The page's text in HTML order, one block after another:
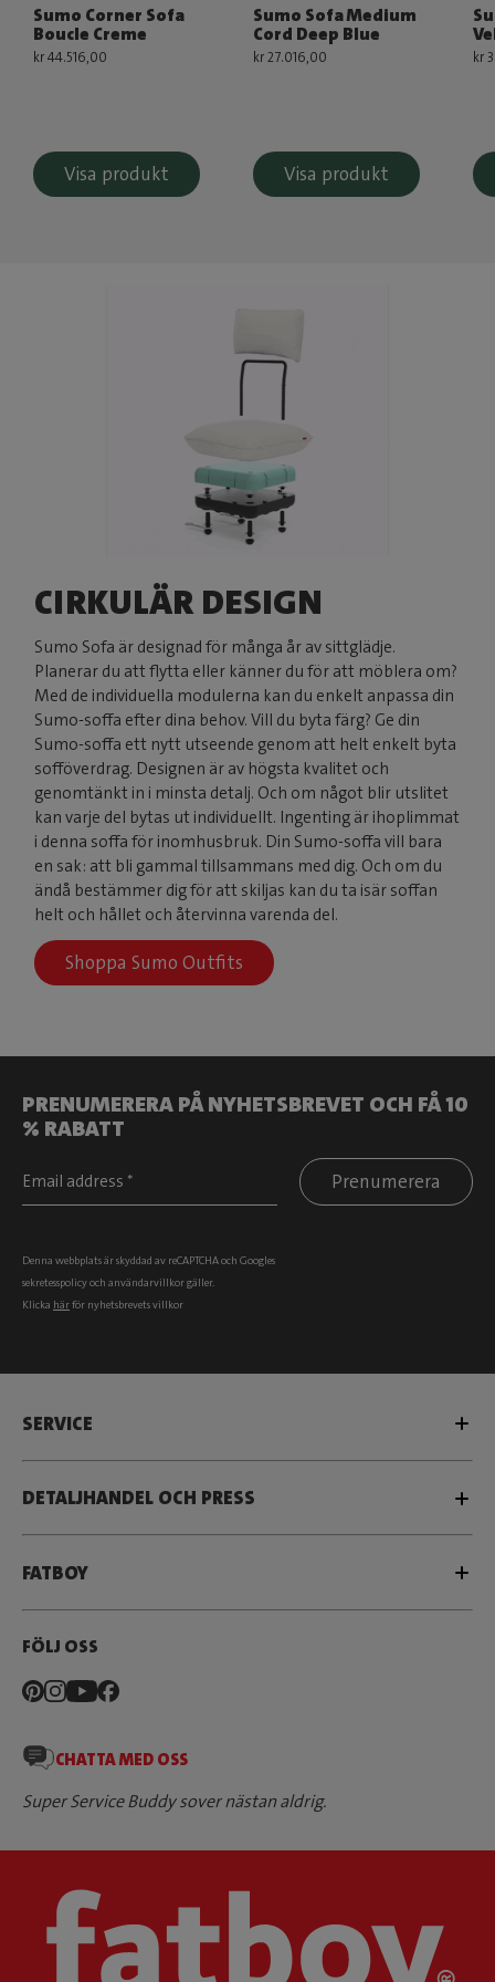
Sumo Corner Sofa
Boucle Creme
kr 44.516,00
Visa produkt
Sumo Sofa Medium
Cord Deep Blue
kr 27.016,00
Visa produkt
kr
CIRKULÄR DESIGN
Sumo Sofa är designad för många år av sittglädje.
Planerar du att flytta eller känner du för att möblera om?
Med de individuella modulerna kan du enkelt anpassa din
Sumo-soffa efter dina behov. Vill du byta färg? Ge din
Sumo-soffa ett nytt utseende genom att helt enkelt byta
sofföverdrag. Designen är av högsta kvalitet och
genomtänkt in i minsta detalj. Och om något blir utslitet
kan varje del bytas ut individuellt. Ingenting är ihoplimmat
i denna soffa för inomhusbruk. Din Sumo-soffa vill bara
en sak: att bli gammal tillsammans med dig. Och om du
ändå bestämmer dig för att skiljas kan du ta isär soffan
helt och hållet och återvinna varenda del.
Shoppa Sumo Outfits
PRENUMERERA PÅ NYHETSBREVET OCH FÅ 10
% RABATT
Prenumerera
Denna webbplats är skyddad av reCAPTCHA och Googles
sekretesspolicyoch användarvillkorgäller.
Klicka härför nyhetsbrevets villkor
SERVICE
DETALJHANDEL OCH PRESS
FATBOY
FÖLJ OSS
CHATTA MED OSS
Super Service Buddy sover nästan aldrig.